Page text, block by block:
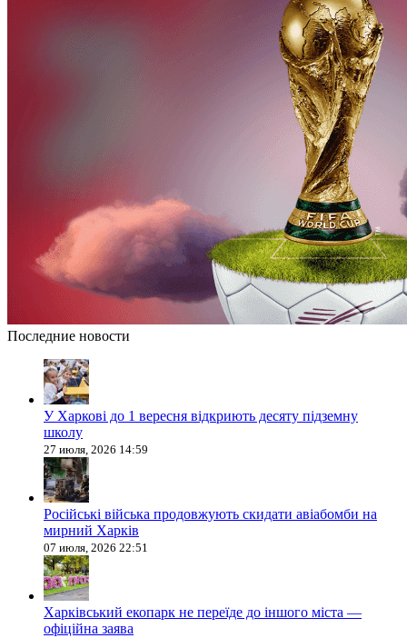
Последние новости
У Харкові до 1 вересня відкриють десяту підземну
школу
27 июля, 2026 14:59
Російські війська продовжують скидати авіабомби на
мирний Харків
07 июля, 2026 22:51
Харківський екопарк не переїде до іншого міста —
офіційна заява